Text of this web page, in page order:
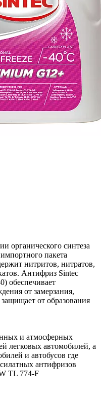
органического синтеза
пакета
нитритов, нитратов,
Антифриз Sintec
обеспечивает
от замерзания,
от образования
и атмосферных
легковых автомобилей, а
и автобусов где
антифризов
TL 774-F